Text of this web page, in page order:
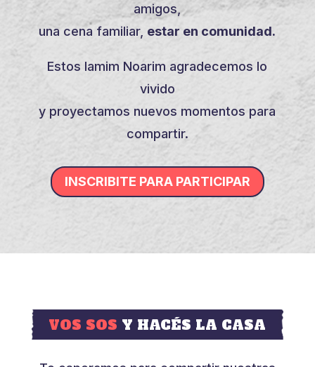
amigos,
una cena familiar, estar en comunidad.
Estos Iamim Noarim agradecemos lo
vivido
y proyectamos nuevos momentos para
compartir.
INSCRIBITE PARA PARTICIPAR
VOS SOS Y HACÉS LA CASA